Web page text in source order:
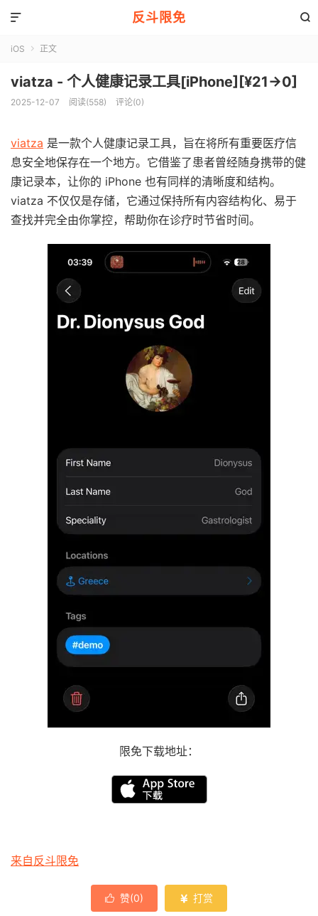
反斗限免 

iOS  正文
viatza - 个人健康记录工具[iPhone][¥21→0]
2025-12-07 阅读(558) 评论(0)
viatza 是一款个人健康记录工具，旨在将所有重要医疗信
息安全地保存在一个地方。它借鉴了患者曾经随身携带的健
康记录本，让你的 iPhone 也有同样的清晰度和结构。
viatza 不仅仅是存储，它通过保持所有内容结构化、易于
查找并完全由你掌控，帮助你在诊疗时节省时间。
限免下载地址：
来自反斗限免
 赞(0)  打赏